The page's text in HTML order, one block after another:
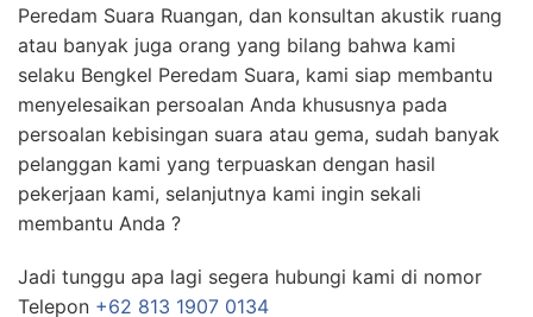
Peredam Suara Ruangan, dan konsultan akustik ruang
atau banyak juga orang yang bilang bahwa kami
selaku Bengkel Peredam Suara, kami siap membantu
menyelesaikan persoalan Anda khususnya pada
persoalan kebisingan suara atau gema, sudah banyak
pelanggan kami yang terpuaskan dengan hasil
pekerjaan kami, selanjutnya kami ingin sekali
membantu Anda ?
Jadi tunggu apa lagi segera hubungi kami di nomor
Telepon +62 813 1907 0134